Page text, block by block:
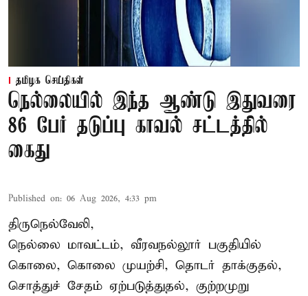
தமிழக செய்திகள்
நெல்லையில் இந்த ஆண்டு இதுவரை
86 பேர் தடுப்பு காவல் சட்டத்தில்
கைது
Published on: 06 Aug 2026, 4:33 pm
திருநெல்வேலி,
நெல்லை மாவட்டம், வீரவநல்லூர் பகுதியில்
கொலை, கொலை முயற்சி, தொடர் தாக்குதல்,
சொத்துச் சேதம் ஏற்படுத்துதல், குற்றமுறு